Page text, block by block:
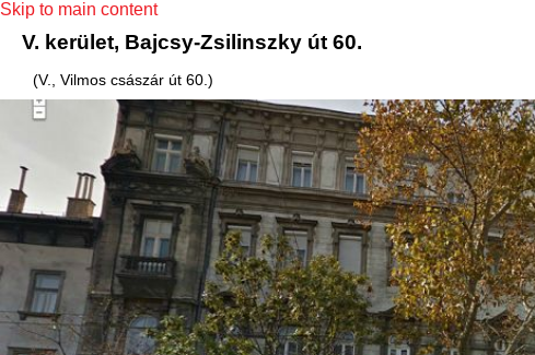
Skip to main content
V. kerület, Bajcsy-Zsilinszky út 60.
(V., Vilmos császár út 60.)